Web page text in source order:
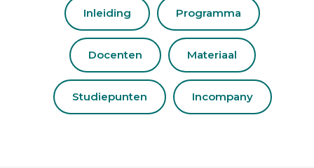
Inleiding Programma
Docenten Materiaal
Studiepunten Incompany